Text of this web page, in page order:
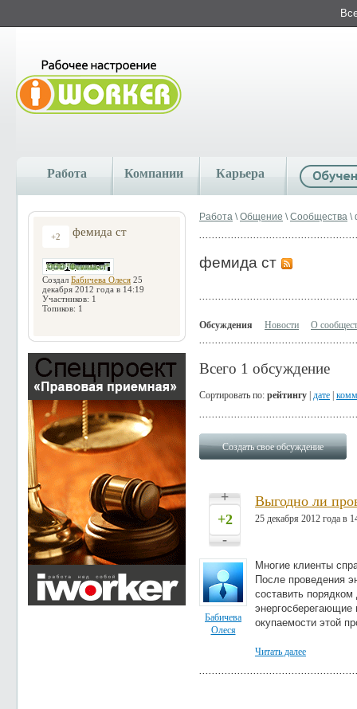
Работа Компании Карьера
+2 фемида ст
Создал Бабичева Олеся 25
декабря 2012 года в 14:19
Участников: 1
Топиков: 1
Работа \Общение \Сообщества \
фемида ст
Обсуждения Новости О
Всего 1 обсуждение
Сортировать по: рейтингу дате
Создать свое обсуждение
+
+2
-
Выгодно ли
25 декабря 2012 года в
Бабичева
Олеся
Многие клиенты
После проведения
составить
энергосберегающие
окупаемости этой
Читать далее